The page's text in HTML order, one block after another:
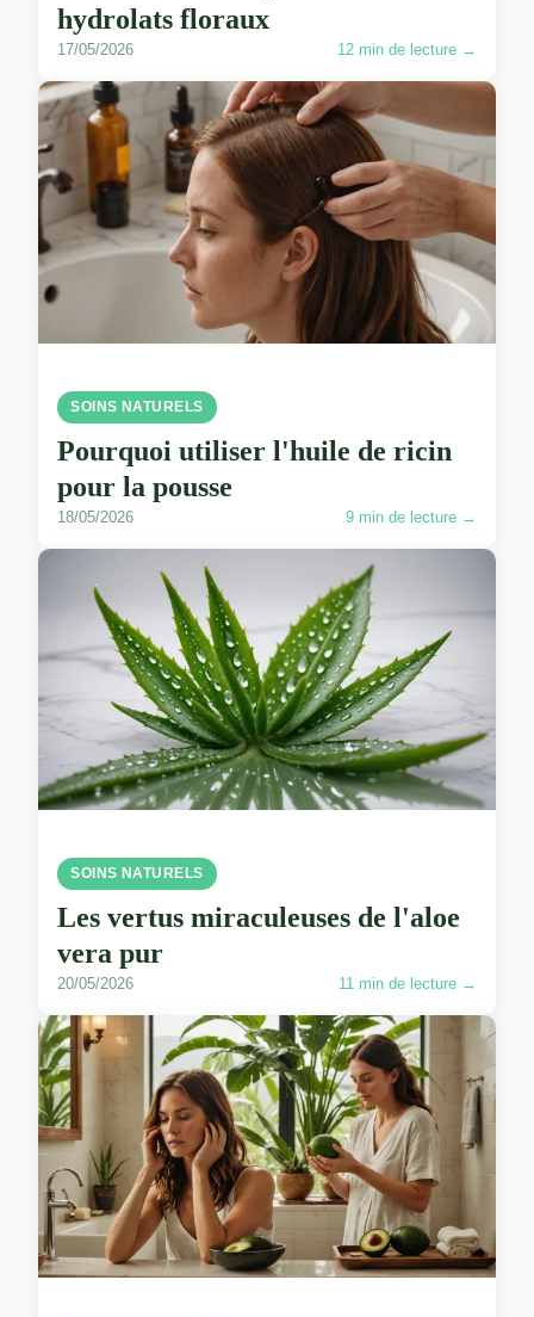
hydrolats floraux
17/05/2026 12 min de lecture →
SOINS NATURELS
Pourquoi utiliser l'huile de ricin
pour la pousse
18/05/2026 9 min de lecture →
SOINS NATURELS
Les vertus miraculeuses de l'aloe
vera pur
20/05/2026 11 min de lecture →